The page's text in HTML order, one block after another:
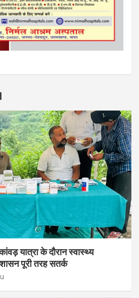
यात्रा के दौरान स्वास्थ्य
पूरी तरह सतर्क